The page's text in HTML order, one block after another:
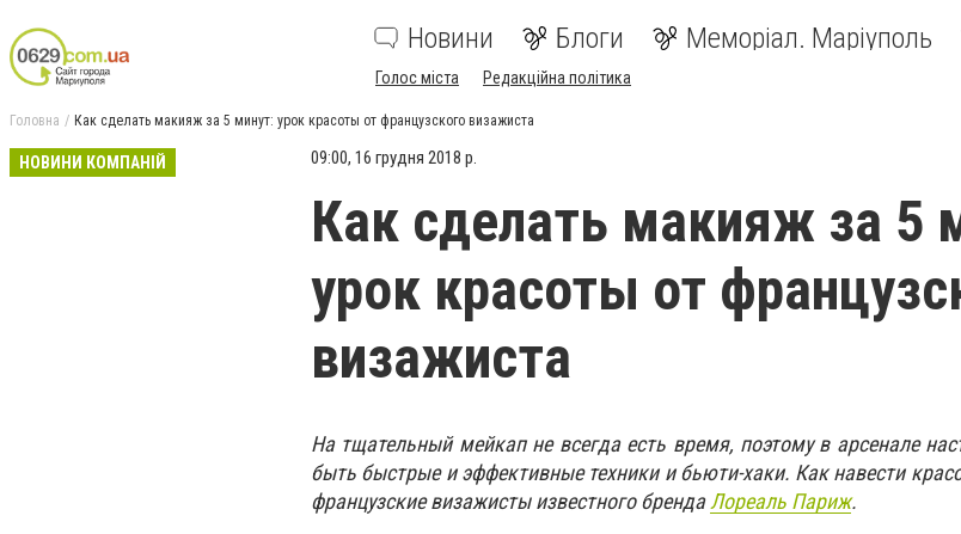
Новини Блоги Меморіал. Маріуполь
Голос міста Редакційна політика
Головна Как сделать макияж за 5 минут: урок красоты от французского визажиста
НОВИНИ КОМПАНІЙ 09:00, 16 грудня 2018 р.
Как сделать макияж за 5
урок красоты от
визажиста
На тщательный мейкап не всегда есть время, поэтому в арсенале
быть быстрые и эффективные техники и бьюти-хаки. Как навести
французские визажисты известного брендаЛореаль Париж.